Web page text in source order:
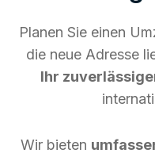
Planen Sie einen
die neue Adresse
Ihr
Wir bieten